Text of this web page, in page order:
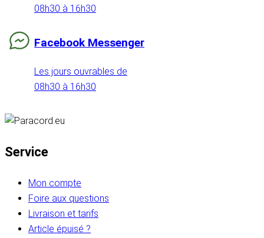
08h30 à 16h30
Facebook Messenger
Les jours ouvrables de
08h30 à 16h30
Service
Mon compte
Foire aux questions
Livraison et tarifs
Article épuisé ?